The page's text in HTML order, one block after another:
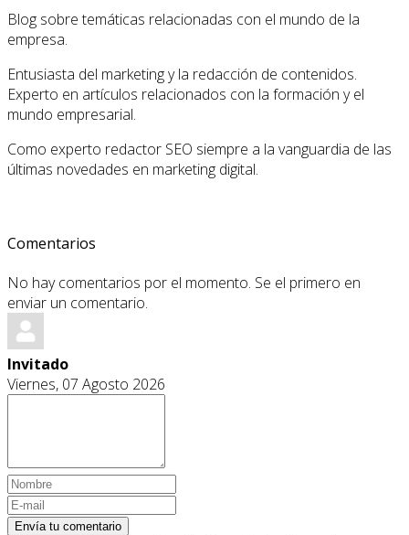
Blog sobre temáticas relacionadas con el mundo de la
empresa.
Entusiasta del marketing y la redacción de contenidos.
Experto en artículos relacionados con la formación y el
mundo empresarial.
Como experto redactor SEO siempre a la vanguardia de las
últimas novedades en marketing digital.
Comentarios
No hay comentarios por el momento. Se el primero en
enviar un comentario.
Invitado
Viernes, 07 Agosto 2026
Envía tu comentario